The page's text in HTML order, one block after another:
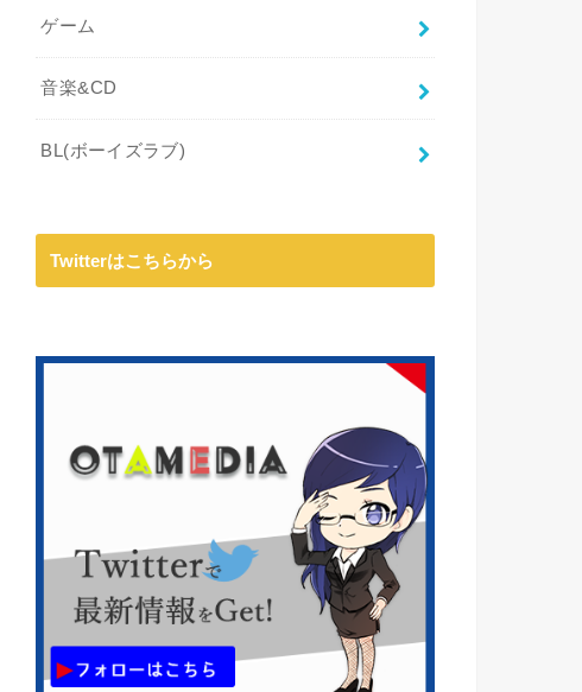
ゲーム
音楽&CD
BL(ボーイズラブ)
Twitterはこちらから